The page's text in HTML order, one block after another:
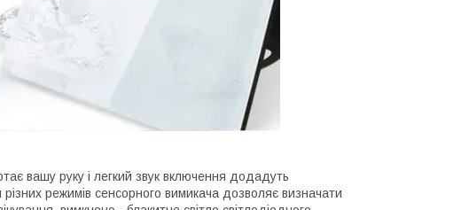
вашу руку і легкий звук включення додадуть
режимів сенсорного вимикача дозволяє визначати